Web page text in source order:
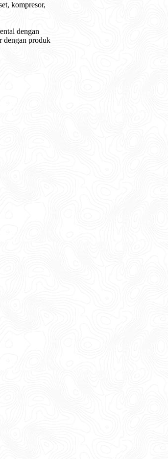
kompresor,
dengan
dengan produk